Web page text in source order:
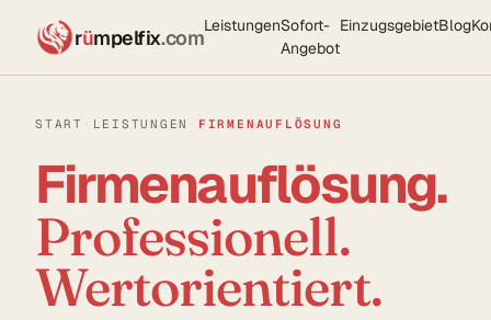
rümpelfix.comLeistungenSofort-
Angebot
EinzugsgebietBlog
START · LEISTUNGEN · FIRMENAUFLÖSUNG
Firmenauflösung.
Professionell.
Wertorientiert.